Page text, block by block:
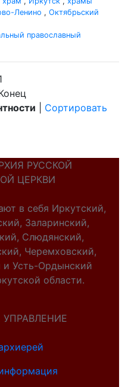
Ленино , Октябрьский
православный
Сортировать
РУССКОЙ
ЦЕРКВИ
в себя Иркутский,
Заларинский,
Слюдянский,
Черемховский,
Усть-Ордынский
области.